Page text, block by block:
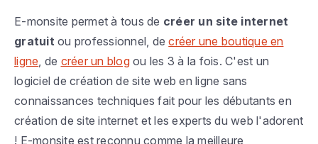
E-monsite permet à tous de créer un site internet
gratuit ou professionnel, decréer une boutique en
ligne , de créer un blogou les 3 à la fois. C'est un
logiciel de création de site web en ligne sans
connaissances techniques fait pour les débutants en
création de site internet et les experts du web l'adorent
! E-monsite est reconnu comme la meilleure